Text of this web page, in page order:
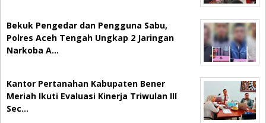
Bekuk Pengedar dan Pengguna Sabu,
Polres Aceh Tengah Ungkap 2 Jaringan
Narkoba A…
Kantor Pertanahan Kabupaten Bener
Meriah Ikuti Evaluasi Kinerja Triwulan III
Sec…